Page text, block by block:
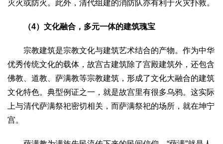
灭火或防火。此外，清代组建的消防队亦有利于火灾扑救。
（4）文化融合，多元一体的建筑瑰宝
宗教建筑是宗教文化与建筑艺术结合的产物。作为中华
优秀传统文化的载体，故宫古建筑除了宫殿建筑外，还包含
佛教、道教、萨满教等宗教建筑，形成了文化大融合的建筑
文化特色。典型例证之一，就是故宫里有很多乌鸦。这实际
上与清代萨满祭祀密切相关，而萨满祭祀的场所，就在坤宁
宫。